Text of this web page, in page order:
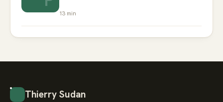
13 min
Thierry Sudan